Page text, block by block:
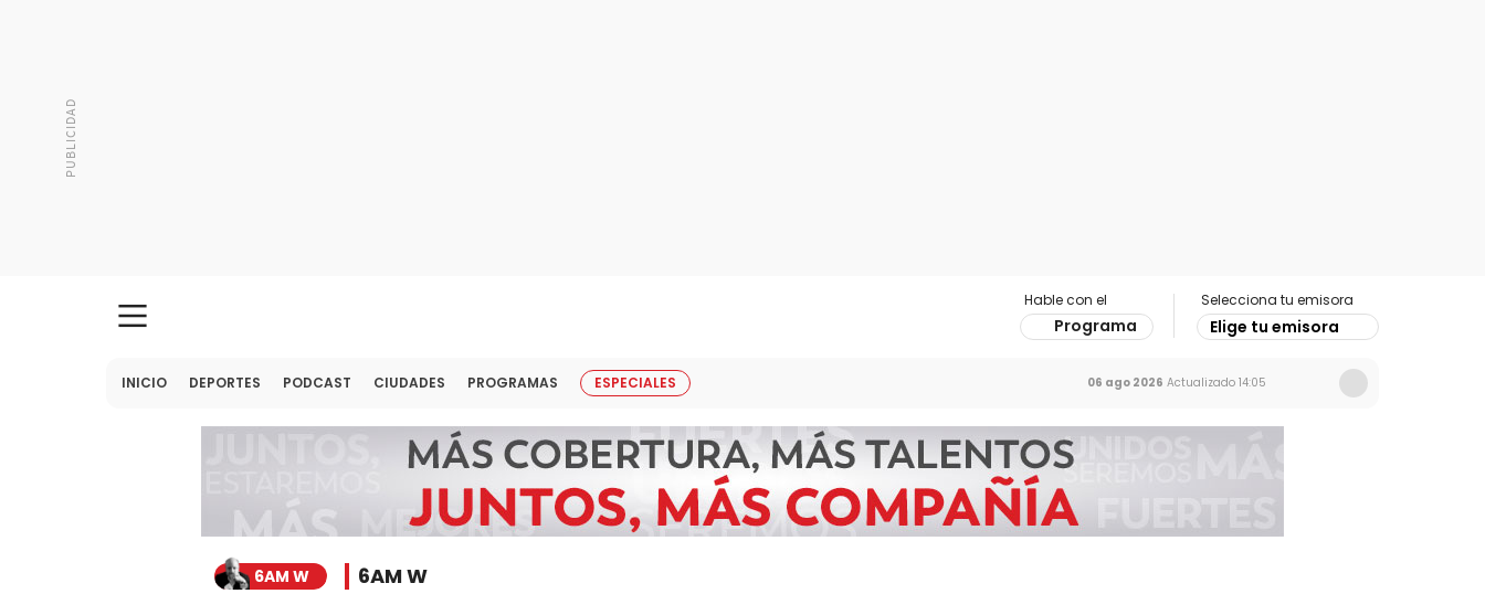
Hable con el
Programa
Selecciona tu emisora
Elige tu emisora
INICIO DEPORTES PODCAST CIUDADES PROGRAMAS ESPECIALES 06 ago 2026 Actualizado 14:05
6AM W 6AM W